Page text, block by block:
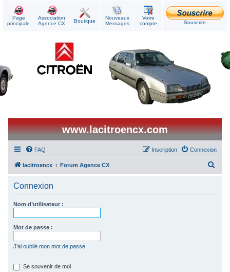
Page
principale
Association
Agence CX
Boutique
Nouveaux
Messages
Votre
compte
Souscrire
www.lacitroencx.com
FAQ Connexion
Inscription
lacitroencx Forum Agence CX
Connexion
Nom d’utilisateur :
Mot de passe :
J’ai oublié mon mot de passe
Se souvenir de moi